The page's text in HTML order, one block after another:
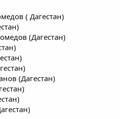
( Дагестан)
(Дагестан)
(Дагестан)